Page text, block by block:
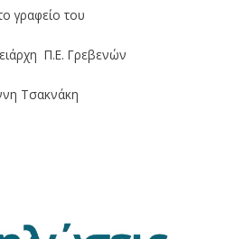
γραφείο του
Π.Ε. Γρεβενών
Τσακνάκη